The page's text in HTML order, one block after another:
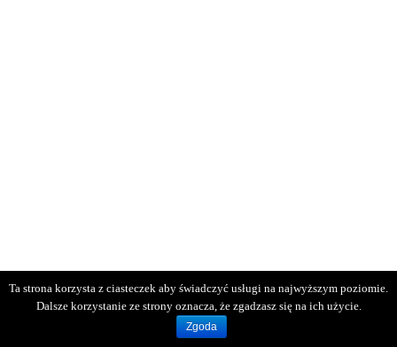
Ta strona korzysta z ciasteczek aby świadczyć usługi na najwyższym poziomie.
Dalsze korzystanie ze strony oznacza, że zgadzasz się na ich użycie.
Zgoda